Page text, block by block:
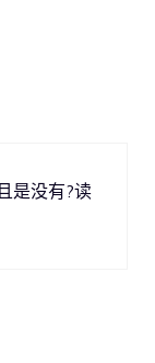
是没有?读